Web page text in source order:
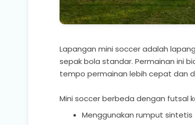
Lapangan mini soccer adalah
sepak bola standar. Permainan ini
tempo permainan lebih cepat dan
Mini soccer berbeda dengan futsal
Menggunakan rumput sintetis